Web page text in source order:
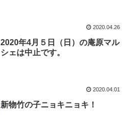
2020.04.26
2020年4月５日（日）の庵原マル
シェは中止です。
2020.04.01
新物竹の子ニョキニョキ！